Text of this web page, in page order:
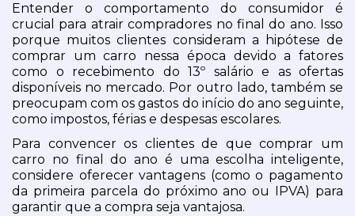
Entender o comportamento do consumidor é
crucial para atrair compradores no final do ano. Isso
porque muitos clientes consideram a hipótese de
comprar um carro nessa época devido a fatores
como o recebimento do 13º salário e as ofertas
disponíveis no mercado. Por outro lado, também se
preocupam com os gastos do início do ano seguinte,
como impostos, férias e despesas escolares.
Para convencer os clientes de que comprar um
carro no final do ano é uma escolha inteligente,
considere oferecer vantagens (como o pagamento
da primeira parcela do próximo ano ou IPVA) para
garantir que a compra seja vantajosa.